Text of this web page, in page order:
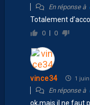
En réponse à
Totalement
0 0
vince34 1 juin
En réponse à
ok,mais il ne faut